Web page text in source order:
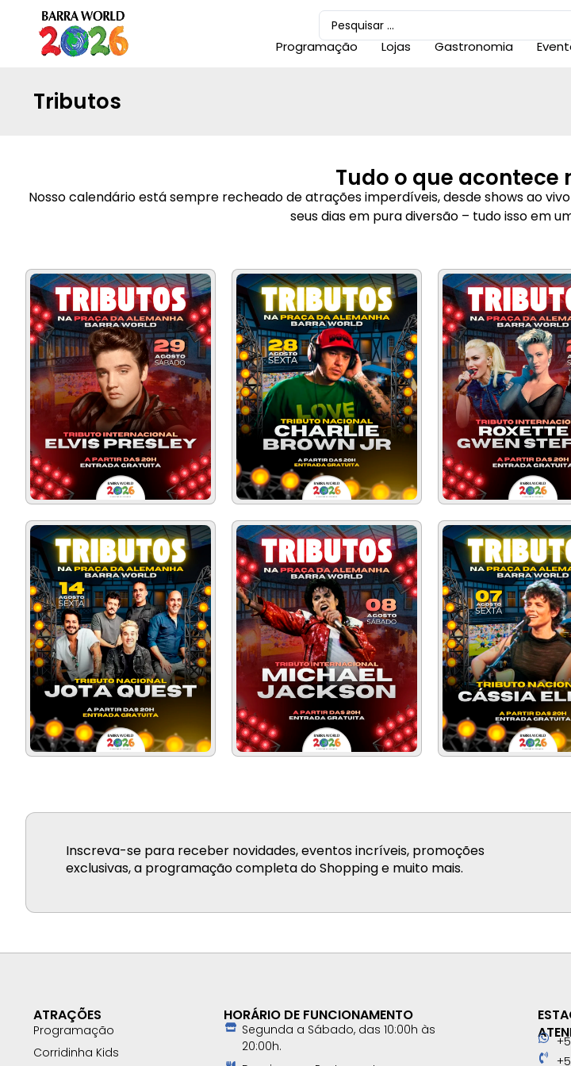
Programação Lojas Gastronomia
Tributos
Tudo o que acontece
Nosso calendário está sempre recheado de atrações imperdíveis, desde shows ao
seus dias em pura diversão – tudo isso em
Inscreva-se para receber novidades, eventos incríveis, promoções
exclusivas, a programação completa do Shopping e muito mais.
ATRAÇÕES
Programação
Corridinha Kids
HORÁRIO DE FUNCIONAMENTO
Segunda a Sábado, das 10:00h às
20:00h.